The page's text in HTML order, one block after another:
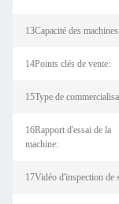
13Capacité des
14Points clés de vente:
15Type de
16Rapport d'essai de la
machine:
17Vidéo d'inspection de